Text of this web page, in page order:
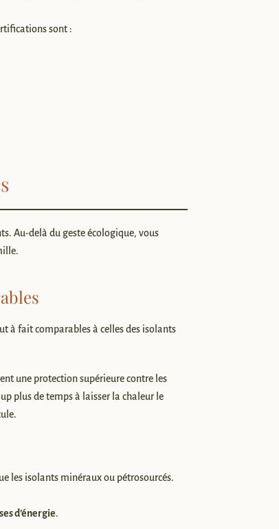
sont :
Au-delà du geste écologique, vous
à fait comparables à celles des isolants
une protection supérieure contre les
plus de temps à laisser la chaleur le
les isolants minéraux ou pétrosourcés.
d’énergie.